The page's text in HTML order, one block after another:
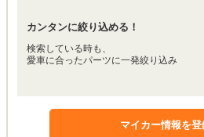
カンタンに絞り込める！
検索している時も、
愛車に合ったパーツに一発絞り込み
マイカー情報を登